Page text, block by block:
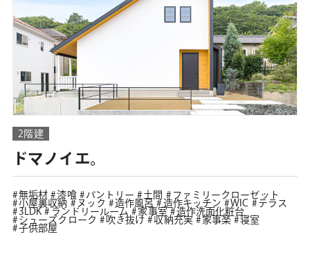
2階建
ドマノイエ。
無垢材 漆喰 パントリー 土間
ファミリークローゼット
小屋裏収納
ヌック 造作風呂 造作キッチン WIC
テラス
3LDK
ランドリールーム 家事室
造作洗面化粧台
シューズクローク
吹き抜け 収納充実 家事楽
寝室
子供部屋